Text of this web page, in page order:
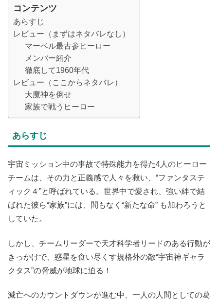
コンテンツ
あらすじ
レビュー（まずはネタバレなし）
マーベル最古参ヒーロー
メンバー紹介
徹底して1960年代
レビュー（ここからネタバレ）
大魔神を倒せ
家族で戦うヒーロー
あらすじ
宇宙ミッション中の事故で特殊能力を得た4人のヒーロー
チームは、その力と正義感で人々を救い、“ファンタステ
ィック４”と呼ばれている。世界中で愛され、強い絆で結
ばれた彼ら“家族”には、間もなく“新たな命” も加わろうと
していた。
しかし、チームリーダーで天才科学者リードのある行動が
きっかけで、惑星を食い尽くす規格外の敵“宇宙神ギャラ
クタス”の脅威が地球に迫る！
滅亡へのカウントダウンが進む中、一人の人間としての葛